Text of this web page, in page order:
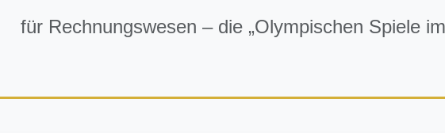
für Rechnungswesen – die „Olympischen Spiele